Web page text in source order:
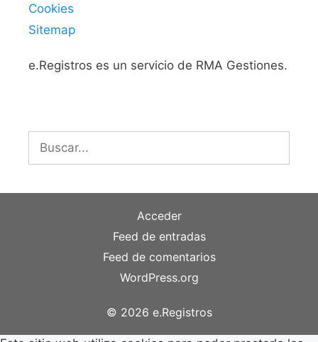
Cookies
Sitemap
e.Registros es un servicio de RMA Gestiones.
Acceder
Feed de entradas
Feed de comentarios
WordPress.org
© 2026 e.Registros